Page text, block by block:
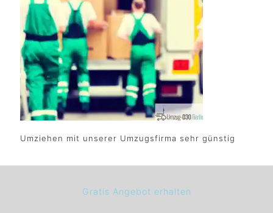
Umziehen mit unserer Umzugsfirma sehr günstig
Gratis Angebot erhalten